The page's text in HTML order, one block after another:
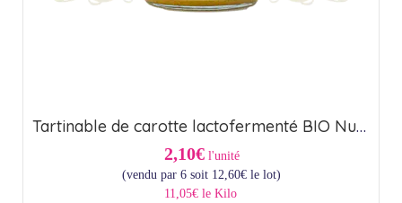
Tartinable de carotte lactofermenté BIO Nutriform (23,5cl)
2,10€ l'unité
(vendu par 6 soit 12,60€le lot)
11,05€ le Kilo